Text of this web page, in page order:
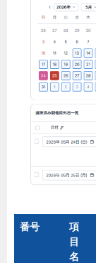
番号
項
目
名